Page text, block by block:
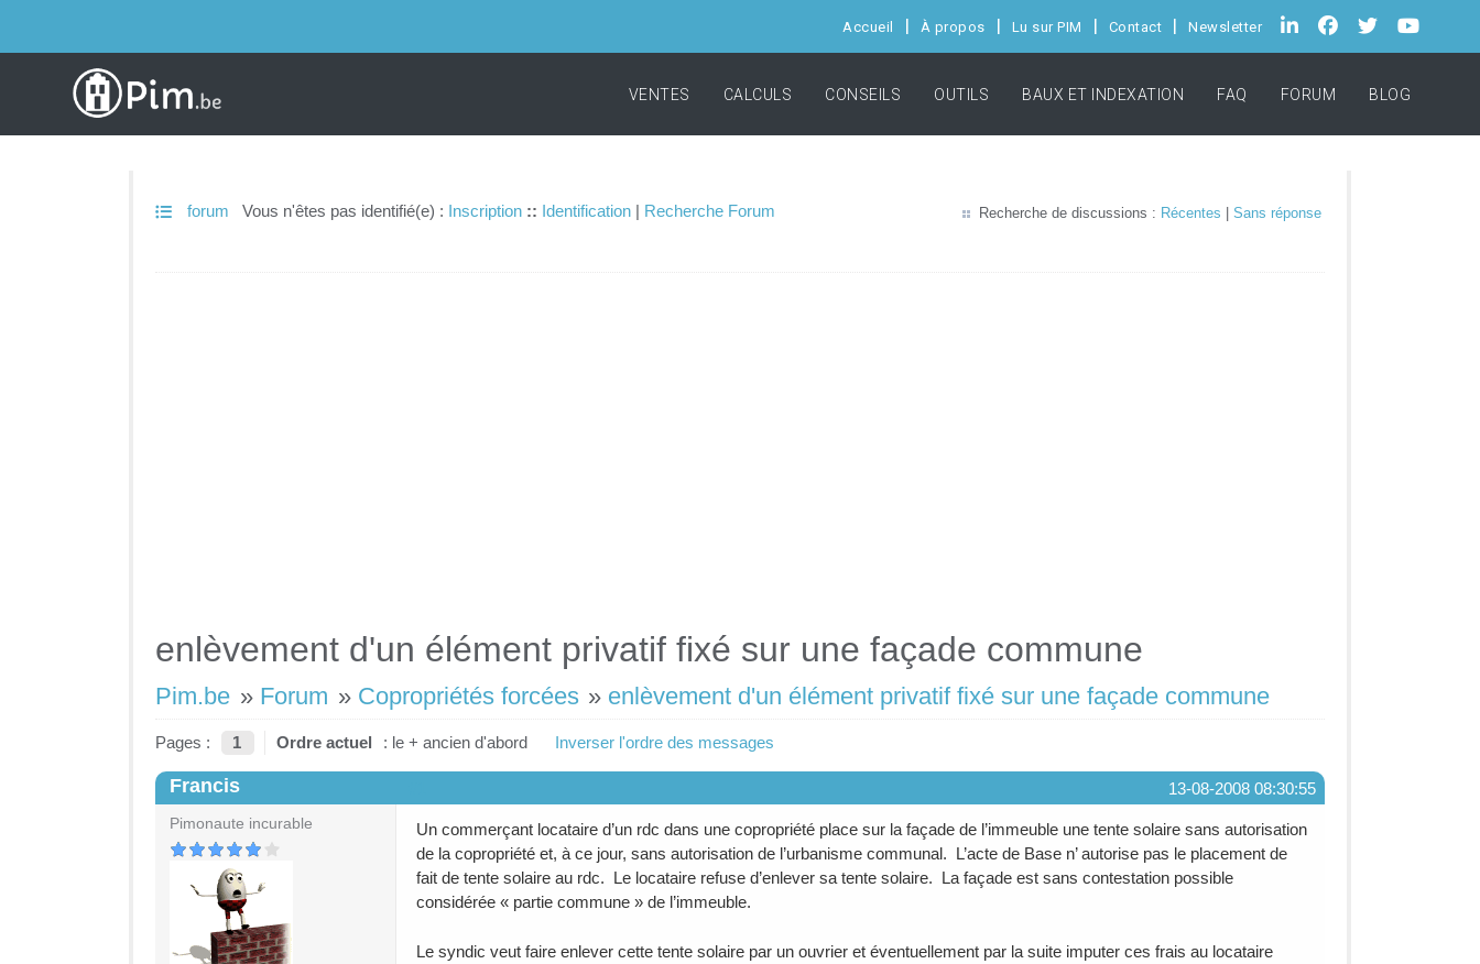
Accueil À propos Lu sur PIM Contact Newsletter
VENTES CALCULS CONSEILS OUTILS BAUX ET INDEXATION FAQ FORUM BLOG
forum Vous n'êtes pas identifié(e) : Inscription :: Identification | Recherche Forum Recherche de discussions : Récentes Sans réponse
enlèvement d'un élément privatif fixé sur une façade commune
Pim.be » Forum » Copropriétés forcées » enlèvement d'un élément privatif fixé sur une façade commune
Pages : 1 Ordre actuel : le + ancien d'abord Inverser l'ordre des messages
13-08-2008 08:30:55
Francis
Pimonaute incurable
Un commerçant locataire d’un rdc dans une copropriété place sur la façade de l’immeuble une tente solaire sans autorisation
de la copropriété et, à ce jour, sans autorisation de l’urbanisme communal. L’acte de Base n’ autorise pas le placement de
fait de tente solaire au rdc. Le locataire refuse d’enlever sa tente solaire. La façade est sans contestation possible
considérée « partie commune » de l’immeuble.
Le syndic veut faire enlever cette tente solaire par un ouvrier et éventuellement par la suite imputer ces frais au locataire